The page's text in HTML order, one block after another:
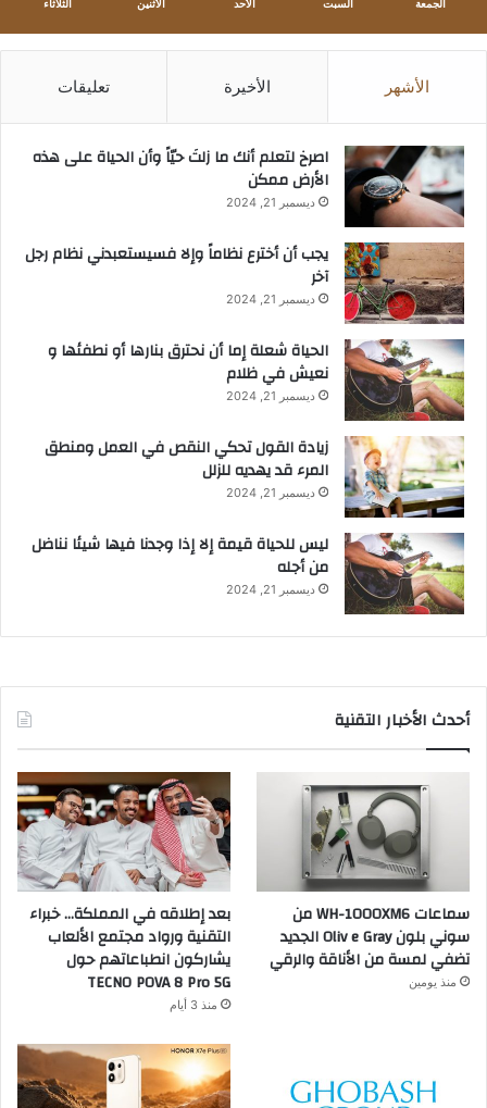
الجمعة السبت الأحد الأثنين الثلاثاء
الأشهر الأخيرة تعليقات
‫اصرخ لتعلم أنك ما زلتَ حيّاً وأن الحياة على هذه
الأرض ممكن
ديسمبر 21, 2024
يجب أن أخترع نظاماً وإلا فسيستعبدني نظام رجل
آخر
ديسمبر 21, 2024
الحياة شعلة إما أن نحترق بنارها أو نطفئها و
نعيش في ظلام
ديسمبر 21, 2024
زيادة القول تحكي النقص في العمل ومنطق
المرء قد يهديه للزلل
ديسمبر 21, 2024
ليس للحياة قيمة إلا إذا وجدنا فيها شيئا نناضل
من أجله
ديسمبر 21, 2024
أحدث الأخبار التقنية
سماعات WH-1000XM6 من
سوني بلون Oliv e Gray الجديد
تضفي لمسة من الأناقة والرقي
منذ يومين
بعد إطلاقه في المملكة… خبراء
التقنية ورواد مجتمع الألعاب
يشاركون انطباعاتهم حول
TECNO POVA 8 Pro 5G
منذ 3 أيام